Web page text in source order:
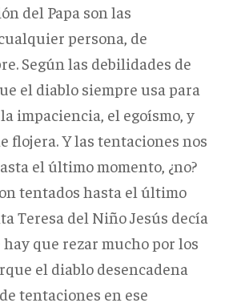
del Papa son las
persona, de
Según las debilidades de
el diablo siempre usa para
impaciencia, el egoísmo, y
flojera. Y las tentaciones nos
el último momento, ¿no?
tentados hasta el último
Teresa del Niño Jesús decía
que rezar mucho por los
el diablo desencadena
tentaciones en ese